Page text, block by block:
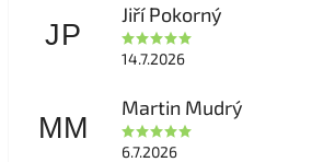
JP
Jiří Pokorný
14.7.2026
MM
Martin Mudrý
6.7.2026